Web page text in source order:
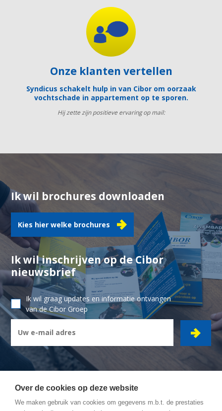
Onze klanten vertellen
Syndicus schakelt hulp in van Cibor om oorzaak
vochtschade in appartement op te sporen.
Hij zette zijn positieve ervaring op mail:
Ik wil brochures downloaden
Kies hier welke brochures
Ik wil inschrijven op de Cibor
nieuwsbrief
Ik wil graag updates en informatie ontvangen
van de Cibor Groep
Over de cookies op deze website
We maken gebruik van cookies om gegevens m.b.t. de prestaties